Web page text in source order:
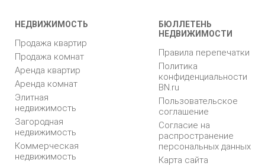
НЕДВИЖИМОСТЬ
Продажа квартир
Продажа комнат
Аренда квартир
Аренда комнат
Элитная
недвижимость
Загородная
недвижимость
Коммерческая
недвижимость
БЮЛЛЕТЕНЬ
НЕДВИЖИМОСТИ
Правила перепечатки
Политика
конфиденциальности
BN.ru
Пользовательское
соглашение
Согласие на
распространение
персональных данных
Карта сайта